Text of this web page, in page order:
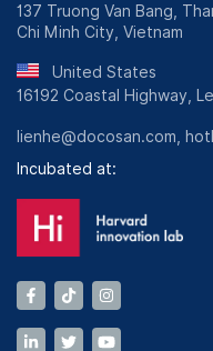
137 Truong Van Bang,
Chi Minh City, Vietnam
United States
16192 Coastal Highway,
lienhe@docosan.com,
Incubated at: